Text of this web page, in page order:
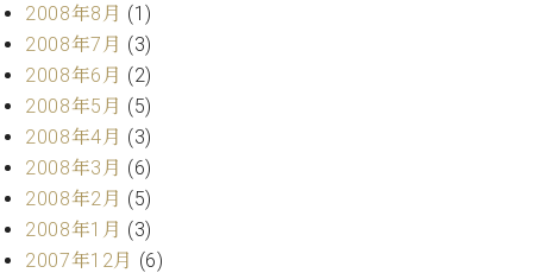
2008年8月 (1)
2008年7月 (3)
2008年6月 (2)
2008年5月 (5)
2008年4月 (3)
2008年3月 (6)
2008年2月 (5)
2008年1月 (3)
2007年12月 (6)